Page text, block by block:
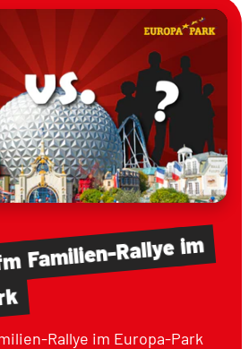
Familien-Rallyeim
Rallye im Europa-Park